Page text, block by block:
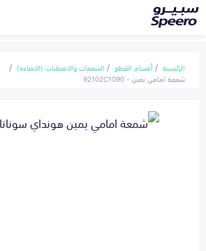
الرئيسية أقسام القطع
الشمعات والاصطبات (الاضاءة)
شمعة امامي يمين - 92102C1090